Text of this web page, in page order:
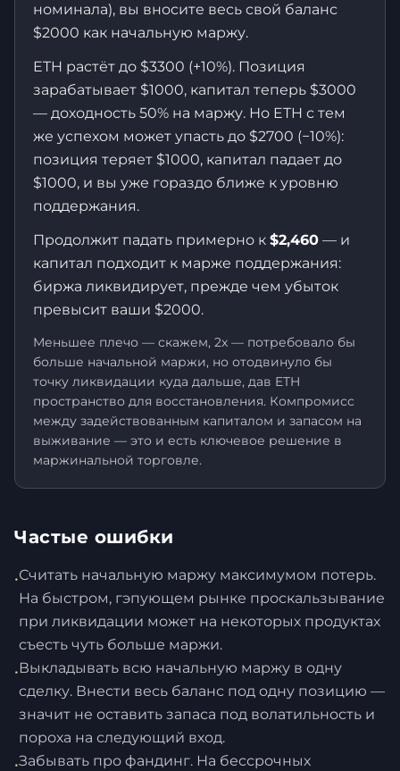
номинала), вы вносите весь свой баланс
$2000 как начальную маржу.
ETH растёт до $3300 (+10%). Позиция
зарабатывает $1000, капитал теперь $3000
— доходность 50% на маржу. Но ETH с тем
же успехом может упасть до $2700 (−10%):
позиция теряет $1000, капитал падает до
$1000, и вы уже гораздо ближе к уровню
поддержания.
Продолжит падать примерно к $2,460 — и
капитал подходит к марже поддержания:
биржа ликвидирует, прежде чем убыток
превысит ваши $2000.
Меньшее плечо — скажем, 2x — потребовало бы
больше начальной маржи, но отодвинуло бы
точку ликвидации куда дальше, дав ETH
пространство для восстановления. Компромисс
между задействованным капиталом и запасом на
выживание — это и есть ключевое решение в
маржинальной торговле.
Частые ошибки
•Считать начальную маржу максимумом потерь.
На быстром, гэпующем рынке проскальзывание
при ликвидации может на некоторых продуктах
съесть чуть больше маржи.
•Выкладывать всю начальную маржу в одну
сделку. Внести весь баланс под одну позицию —
значит не оставить запаса под волатильность и
пороха на следующий вход.
•Забывать про фандинг. На бессрочных